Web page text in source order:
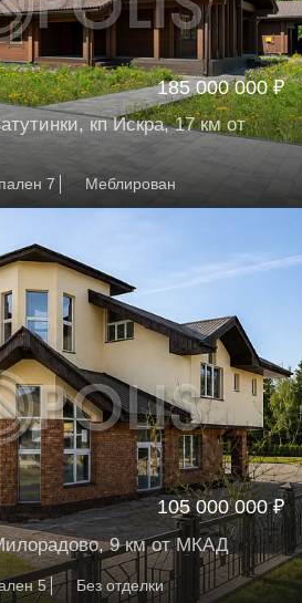
185 000 000 ₽
кп Искра, 17 км от
7 Меблирован
105 000 000 ₽
9 км от МКАД
5 Без отделки